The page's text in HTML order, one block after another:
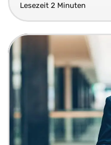
Lesezeit 2 Minuten